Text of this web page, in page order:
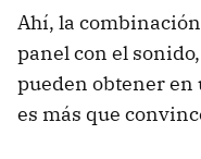
Ahí, la
panel con el
pueden obtener en
es más que